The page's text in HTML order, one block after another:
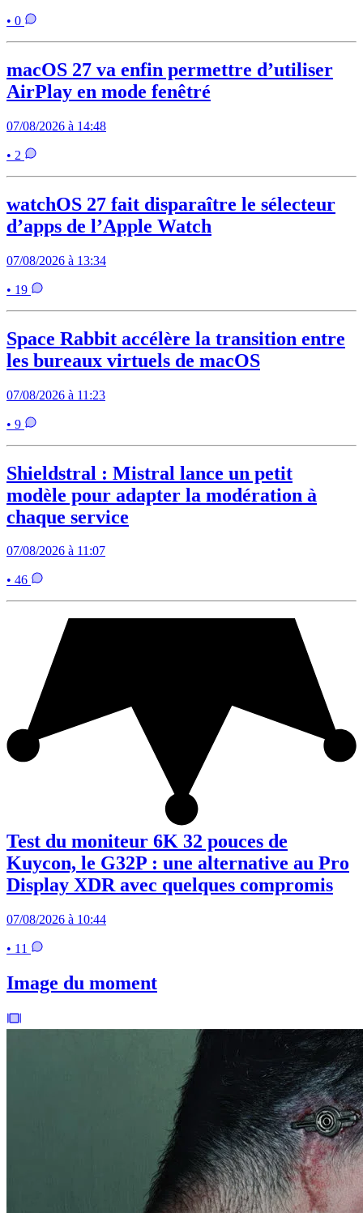
• 0
macOS 27 va enfin permettre d’utiliser
AirPlay en mode fenêtré
07/08/2026 à 14:48
• 2
watchOS 27 fait disparaître le sélecteur
d’apps de l’Apple Watch
07/08/2026 à 13:34
• 19
Space Rabbit accélère la transition entre
les bureaux virtuels de macOS
07/08/2026 à 11:23
• 9
Shieldstral : Mistral lance un petit
modèle pour adapter la modération à
chaque service
07/08/2026 à 11:07
• 46
Test du moniteur 6K 32 pouces de
Kuycon, le G32P : une alternative au Pro
Display XDR avec quelques compromis
07/08/2026 à 10:44
• 11
Image du moment